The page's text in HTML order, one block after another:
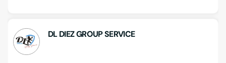
DL DIEZ GROUP SERVICE